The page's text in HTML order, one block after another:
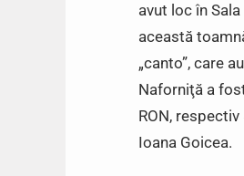
avut loc în
această
„canto”, care
Naforniţă a
RON,
Ioana Goicea.